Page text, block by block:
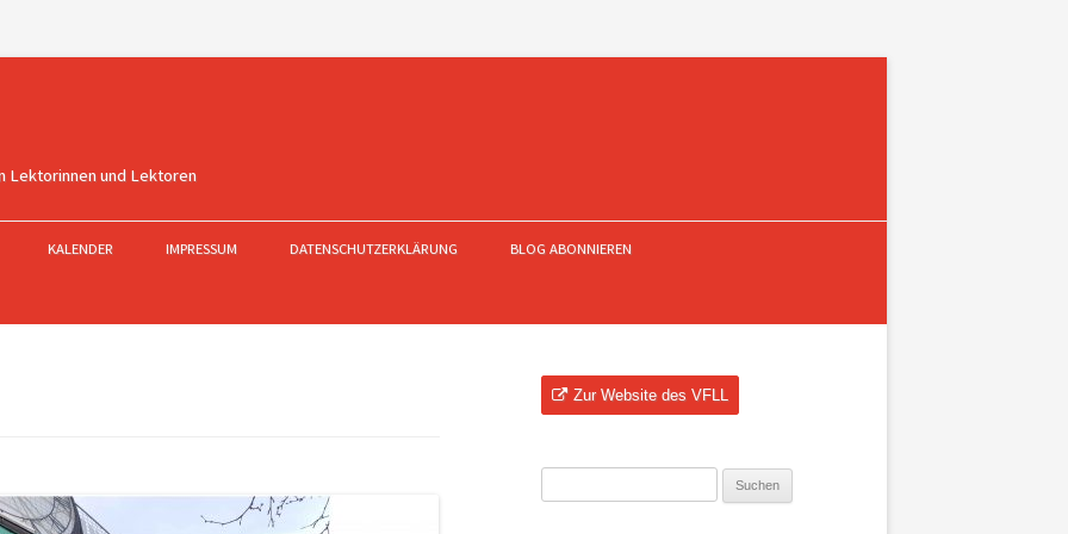
Lektorinnen und Lektoren
KALENDER IMPRESSUM DATENSCHUTZERKLÄRUNG BLOG ABONNIEREN
Zur Website des VFLL